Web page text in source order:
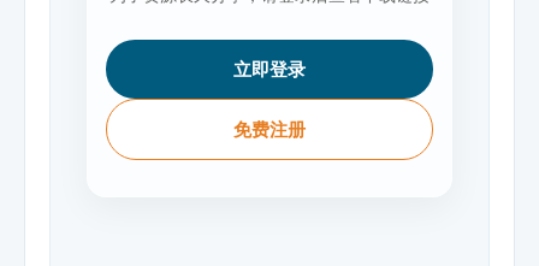
立即登录
免费注册